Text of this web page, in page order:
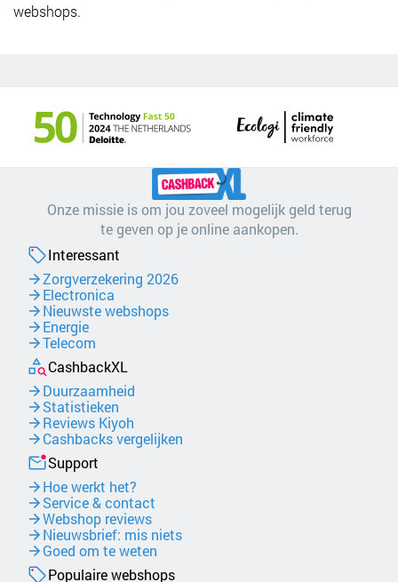
webshops.
Onze missie is om jou zoveel mogelijk geld terug
te geven op je online aankopen.
Interessant
Zorgverzekering 2026
Electronica
Nieuwste webshops
Energie
Telecom
CashbackXL
Duurzaamheid
Statistieken
Reviews Kiyoh
Cashbacks vergelijken
Support
Hoe werkt het?
Service & contact
Webshop reviews
Nieuwsbrief: mis niets
Goed om te weten
Populaire webshops